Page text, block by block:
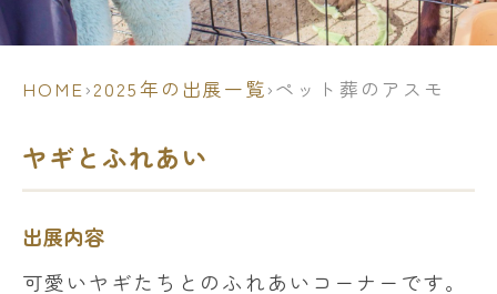
HOME›2025年の出展一覧›ペット葬のアスモ
ヤギとふれあい
出展内容
可愛いヤギたちとのふれあいコーナーです。